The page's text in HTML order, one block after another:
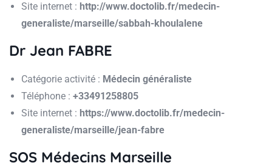
Site internet : http://www.doctolib.fr/medecin-
generaliste/marseille/sabbah-khoulalene
Dr Jean FABRE
Catégorie activité : Médecin généraliste
Téléphone : +33491258805
Site internet : https://www.doctolib.fr/medecin-
generaliste/marseille/jean-fabre
SOS Médecins Marseille